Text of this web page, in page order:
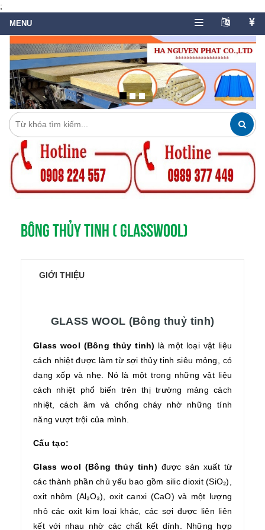
;
BÔNG THỦY TINH ( GLASSWOOL)
GIỚI THIỆU
GLASS WOOL (Bông thuỷ tinh)
Glass wool (Bông thủy tinh) là một loại vật liệu
cách nhiệt được làm từ sợi thủy tinh siêu mỏng, có
dạng xốp và nhẹ. Nó là một trong những vật liệu
cách nhiệt phổ biến trên thị trường mảng cách
nhiệt, cách âm và chống cháy nhờ những tính
năng vượt trội của mình.
Cấu tạo:
Glass wool (Bông thủy tinh) được sản xuất từ
các thành phần chủ yếu bao gồm silic dioxit (SiO₂),
oxit nhôm (Al₂O₃), oxit canxi (CaO) và một lượng
nhỏ các oxit kim loại khác, các sợi được liên liên
kết với nhau nhờ các chất kết dính. Những hợp